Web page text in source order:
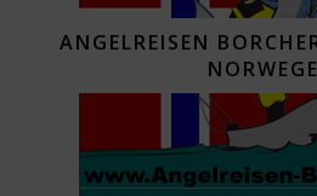
ANGELREISEN